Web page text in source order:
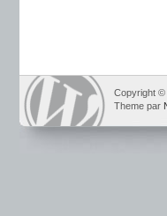
Copyright ©
Theme par